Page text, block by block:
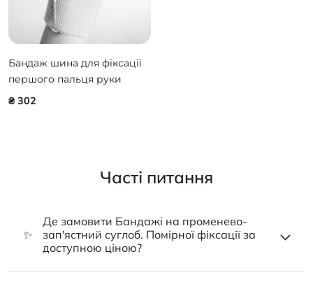
Бандаж шина для фіксації
першого пальця руки
(шина де Кервена)
₴ 302
Часті питання
✨
Де замовити Бандажі на променево-
зап'ястний суглоб. Помірної фіксації за
доступною ціною?